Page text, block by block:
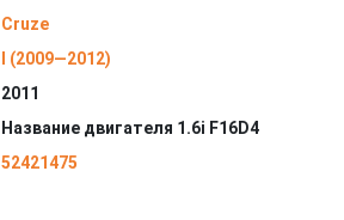
Cruze
I (2009—2012)
2011
Название двигателя 1.6i F16D4
52421475